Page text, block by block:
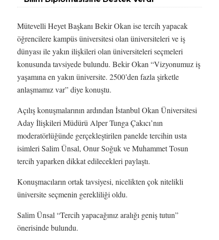
Mütevelli Heyet Başkanı Bekir Okan ise tercih yapacak
öğrencilere kampüs üniversitesi olan üniversiteleri ve iş
dünyası ile yakın ilişkileri olan üniversiteleri seçmeleri
konusunda tavsiyede bulundu. Bekir Okan “Vizyonumuz iş
yaşamına en yakın üniversite. 2500’den fazla şirketle
anlaşmamız var” diye konuştu.
Açılış konuşmalarının ardından İstanbul Okan Üniversitesi
Aday İlişkileri Müdürü Alper Tunga Çakıcı’nın
moderatörlüğünde gerçekleştirilen panelde tercihin usta
isimleri Salim Ünsal, Onur Soğuk ve Muhammet Tosun
tercih yaparken dikkat edilecekleri paylaştı.
Konuşmacıların ortak tavsiyesi, nicelikten çok nitelikli
üniversite seçmenin gerekliliği oldu.
Salim Ünsal “Tercih yapacağınız aralığı geniş tutun”
önerisinde bulundu.